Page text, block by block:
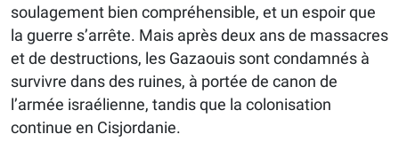
soulagement bien compréhensible, et un espoir que
la guerre s’arrête. Mais après deux ans de massacres
et de destructions, les Gazaouis sont condamnés à
survivre dans des ruines, à portée de canon de
l’armée israélienne, tandis que la colonisation
continue en Cisjordanie.